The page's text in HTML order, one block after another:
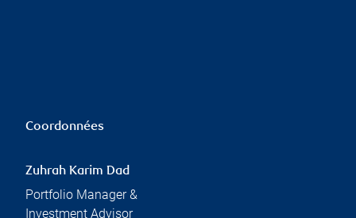
Coordonnées
Zuhrah Karim Dad
Portfolio Manager &
Investment Advisor